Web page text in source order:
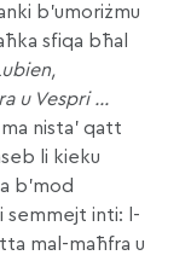
b’umoriżmu
sfiqa bħal
u Vespri …
nista’ qatt
li kieku
b’mod
semmejt inti: l-
mal-maħfra u